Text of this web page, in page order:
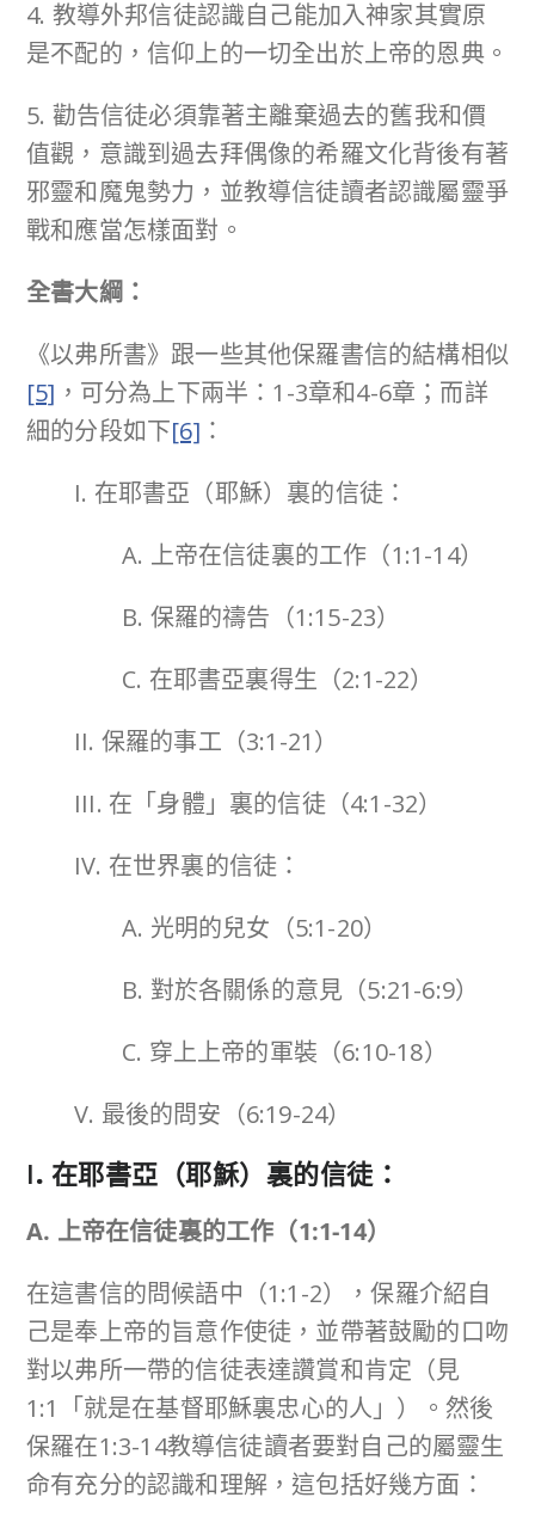
4. 教導外邦信徒認識自己能加入神家其實原
是不配的，信仰上的一切全出於上帝的恩典。
5. 勸告信徒必須靠著主離棄過去的舊我和價
值觀，意識到過去拜偶像的希羅文化背後有著
邪靈和魔鬼勢力，並教導信徒讀者認識屬靈爭
戰和應當怎樣面對。
全書大綱：
《以弗所書》跟一些其他保羅書信的結構相似
[5] ，可分為上下兩半：1-3章和4-6章；而詳
細的分段如下[6] ：
I. 在耶書亞（耶穌）裏的信徒：
A. 上帝在信徒裏的工作（1:1-14）
B. 保羅的禱告（1:15-23）
C. 在耶書亞裏得生（2:1-22）
II. 保羅的事工（3:1-21）
III. 在「身體」裏的信徒（4:1-32）
IV. 在世界裏的信徒：
A. 光明的兒女（5:1-20）
B. 對於各關係的意見（5:21-6:9）
C. 穿上上帝的軍裝（6:10-18）
V. 最後的問安（6:19-24）
I. 在耶書亞（耶穌）裏的信徒：
A. 上帝在信徒裏的工作（1:1-14）
在這書信的問候語中（1:1-2），保羅介紹自
己是奉上帝的旨意作使徒，並帶著鼓勵的口吻
對以弗所一帶的信徒表達讚賞和肯定（見
1:1「就是在基督耶穌裏忠心的人」）。然後
保羅在1:3-14教導信徒讀者要對自己的屬靈生
命有充分的認識和理解，這包括好幾方面：